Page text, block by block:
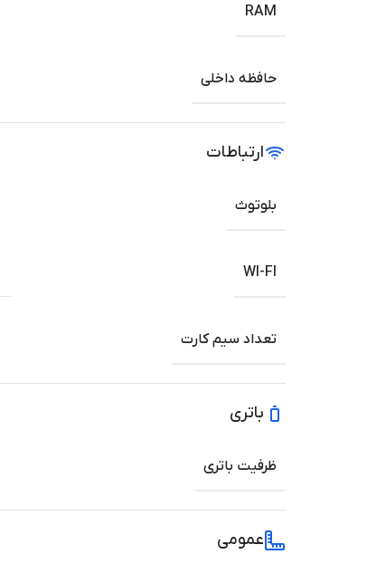
RAM
حافظه داخلی
ارتباطات
بلوتوث
WI-FI
تعداد سیم کارت
باتری
ظرفیت باتری
عمومی